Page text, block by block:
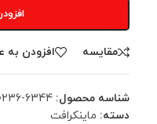
مقایسه افزودن به
شناسه محصول: 6344
دسته: ماینکرافت